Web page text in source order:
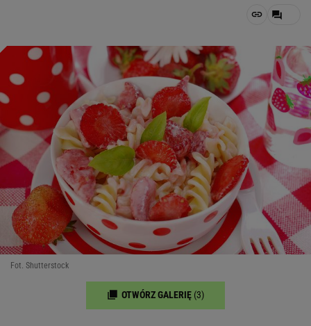
Fot. Shutterstock
OTWÓRZ GALERIĘ (3)